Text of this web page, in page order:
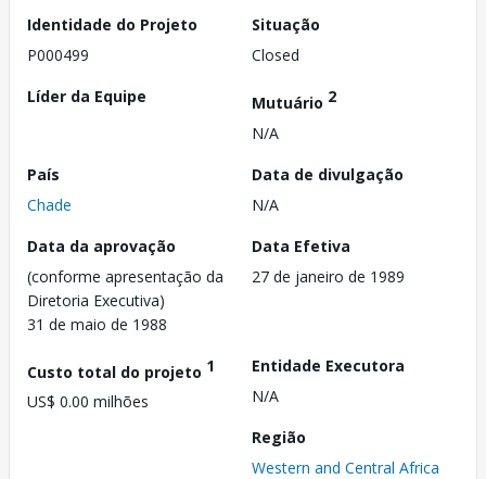
Identidade do Projeto
P000499
Situação
Closed
Líder da Equipe
Mutuário 2
N/A
País
Chade
Data de divulgação
N/A
Data da aprovação
(conforme apresentação da
Diretoria Executiva)
31 de maio de 1988
Data Efetiva
27 de janeiro de 1989
Custo total do projeto 1
US$ 0.00 milhões
Entidade Executora
N/A
Região
Western and Central Africa